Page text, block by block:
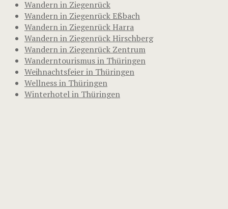
Wandern in Ziegenrück
Wandern in Ziegenrück Eßbach
Wandern in Ziegenrück Harra
Wandern in Ziegenrück Hirschberg
Wandern in Ziegenrück Zentrum
Wanderntourismus in Thüringen
Weihnachtsfeier in Thüringen
Wellness in Thüringen
Winterhotel in Thüringen